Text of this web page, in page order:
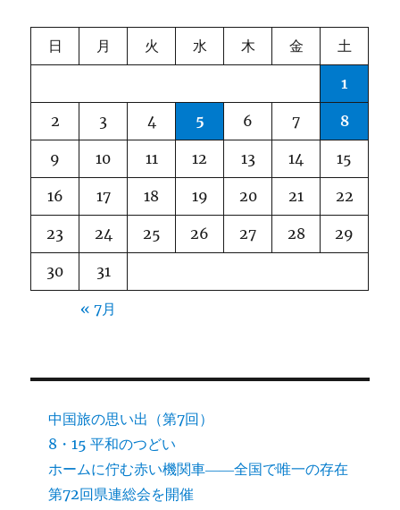
シ
ョ
ン
日 月 火 水 木 金 土
1
2 3 4 5 6 7 8
9 10 11 12 13 14 15
16 17 18 19 20 21 22
23 24 25 26 27 28 29
30 31
« 7月
中国旅の思い出（第7回）
8・15 平和のつどい
ホームに佇む赤い機関車――全国で唯一の存在
第72回県連総会を開催